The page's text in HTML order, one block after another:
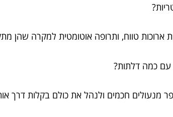
ארוכות טווח, ותרופה אוטומטית למקרה שהן
כמה דלתות?
מנעולים חכמים ולנהל את כולם בקלות דרך